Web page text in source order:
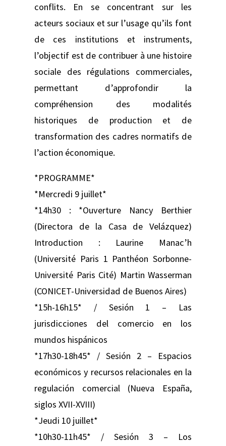
conflits. En se concentrant sur les
acteurs sociaux et sur l’usage qu’ils font
de ces institutions et instruments,
l’objectif est de contribuer à une histoire
sociale des régulations commerciales,
permettant d’approfondir la
compréhension des modalités
historiques de production et de
transformation des cadres normatifs de
l’action économique.
*PROGRAMME*
*Mercredi 9 juillet*
*14h30 : *Ouverture Nancy Berthier
(Directora de la Casa de Velázquez)
Introduction : Laurine Manac’h
(Université Paris 1 Panthéon Sorbonne-
Université Paris Cité) Martin Wasserman
(CONICET-Universidad de Buenos Aires)
*15h-16h15* / Sesión 1 – Las
jurisdicciones del comercio en los
mundos hispánicos
*17h30-18h45* / Sesión 2 – Espacios
económicos y recursos relacionales en la
regulación comercial (Nueva España,
siglos XVII-XVIII)
*Jeudi 10 juillet*
*10h30-11h45* / Sesión 3 – Los